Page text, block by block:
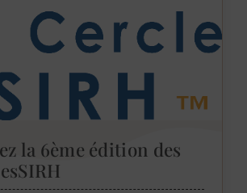
la 6ème édition des